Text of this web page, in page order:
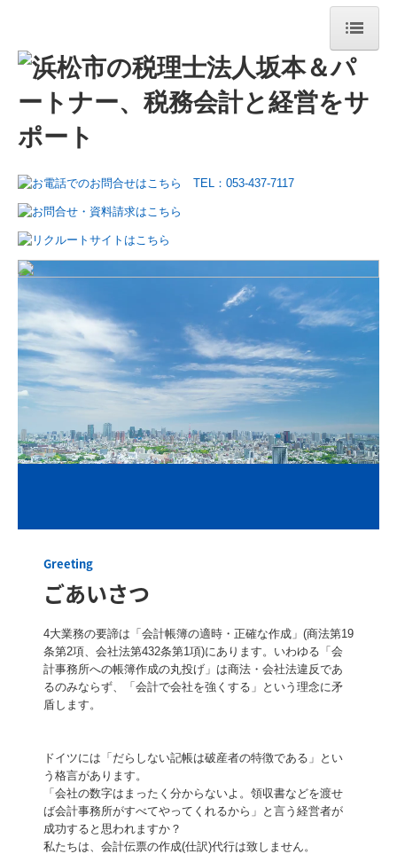
ホーム
選ばれる理由
理事長挨拶
所長挨拶
職員紹介
事務所案内
事務所概要
書籍のご案内
業務案内
事業承継支援
企業再生支援
個人の会計と税務
医業経営支援
公益法人・社会福祉法人支援
起業家支援・開業支援
Greeting
ごあいさつ
4大業務の要諦は「会計帳簿の適時・正確な作成」(商法第19
条第2項、会社法第432条第1項)にあります。いわゆる「会
計事務所への帳簿作成の丸投げ」は商法・会社法違反であ
るのみならず、「会計で会社を強くする」という理念に矛
盾します。
ドイツには「だらしない記帳は破産者の特徴である」とい
う格言があります。
「会社の数字はまったく分からないよ。領収書などを渡せ
ば会計事務所がすべてやってくれるから」と言う経営者が
成功すると思われますか？
私たちは、会計伝票の作成(仕訳)代行は致しません。